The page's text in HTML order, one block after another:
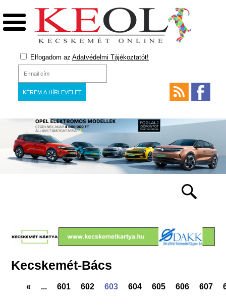
Elfogadom az Adatvédelmi Tájékoztatót!
Kecskemét-Bács
« ... 601 602 603 604 605 606 607